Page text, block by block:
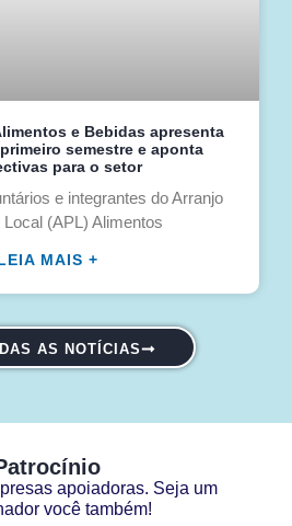
e Bebidas apresenta
semestre e aponta
para o setor
e integrantes do Arranjo
Local (APL) Alimentos
MAIS +
AS NOTÍCIAS
apoiadoras. Seja um
você também!